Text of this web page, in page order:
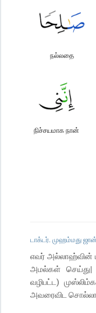
நல்லதை
நிச்சயமாக நான்
டாக்டர். முஹம்மது
எவர் அல்லாஹ்வின்
அமல்கள் செய்து|
வழிபட்ட)
அவரைவிட